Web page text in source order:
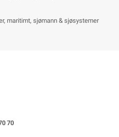
maritimt, sjømann & sjøsystemer
70